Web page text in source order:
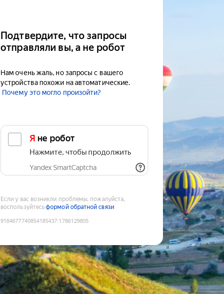
Подтвердите, что запросы
отправляли вы, а не робот
Нам очень жаль, но запросы с вашего
устройства похожи на автоматические.
Почему это могло произойти?
Я не робот
Нажмите, чтобы продолжить
Yandex SmartCaptcha
Если у вас возникли проблемы, пожалуйста,
воспользуйтесьформой обратной связи
9184677740854185437:1786129805